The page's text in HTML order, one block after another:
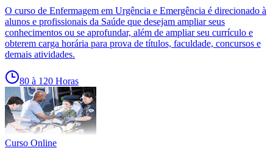
O curso de Enfermagem em Urgência e Emergência é direcionado à
alunos e profissionais da Saúde que desejam ampliar seus
conhecimentos ou se aprofundar, além de ampliar seu currículo e
obterem carga horária para prova de títulos, faculdade, concursos e
demais atividades.
80 à 120 Horas
Curso Online